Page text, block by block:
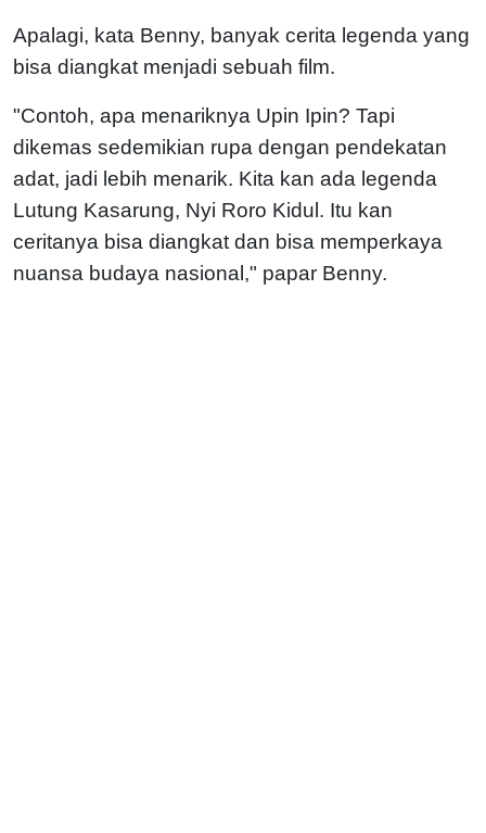
Apalagi, kata Benny, banyak cerita legenda yang
bisa diangkat menjadi sebuah film.
"Contoh, apa menariknya Upin Ipin? Tapi
dikemas sedemikian rupa dengan pendekatan
adat, jadi lebih menarik. Kita kan ada legenda
Lutung Kasarung, Nyi Roro Kidul. Itu kan
ceritanya bisa diangkat dan bisa memperkaya
nuansa budaya nasional," papar Benny.